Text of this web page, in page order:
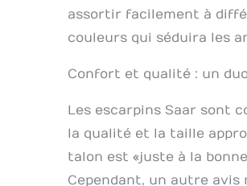
assortir facilement à
couleurs qui séduira les
Confort et qualité : un
Les escarpins Saar sont
la qualité et la taille
talon est « juste à la
Cependant, un autre avis